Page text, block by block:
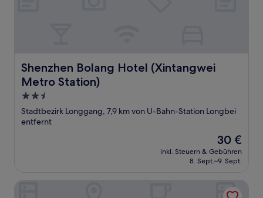
Shenzhen Bolang Hotel (Xintangwei
Metro Station)
Shenzhen Bolang Hotel (Xintangwei Metro Station)
2.5-
Sterne-
Unterkunft
Stadtbezirk Longgang, 7,9 km von U-Bahn-Station Longbei
entfernt
Der
Preis
beträgt
30 €
inkl. Steuern & Gebühren
8. Sept.–9. Sept.
Huace American Hotel (Shenzhen Longgang Shuanglong